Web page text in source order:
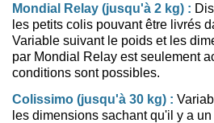
Mondial Relay (jusqu'à 2 kg) :
les petits colis pouvant être livrés
Variable suivant le poids et les
par Mondial Relay est seulement
conditions sont possibles.
Colissimo (jusqu'à 30 kg) :
les dimensions sachant qu'il y a